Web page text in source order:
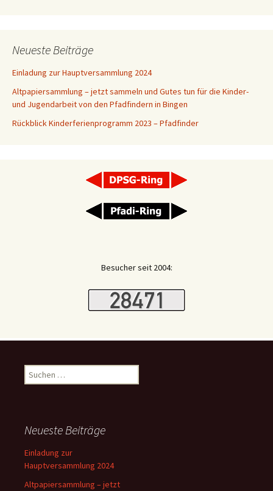
Neueste Beiträge
Einladung zur Hauptversammlung 2024
Altpapiersammlung – jetzt sammeln und Gutes tun für die Kinder-
und Jugendarbeit von den Pfadfindern in Bingen
Rückblick Kinderferienprogramm 2023 – Pfadfinder
Besucher seit 2004:
Suchen
nach:
Neueste Beiträge
Einladung zur
Hauptversammlung 2024
Altpapiersammlung – jetzt